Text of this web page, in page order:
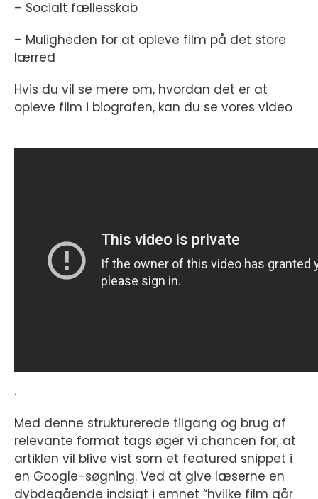
– Socialt fællesskab
– Muligheden for at opleve film på det store
lærred
Hvis du vil se mere om, hvordan det er at
opleve film i biografen, kan du se vores video
.
Med denne strukturerede tilgang og brug af
relevante format tags øger vi chancen for, at
artiklen vil blive vist som et featured snippet i
en Google-søgning. Ved at give læserne en
dybdegående indsigt i emnet “hvilke film går